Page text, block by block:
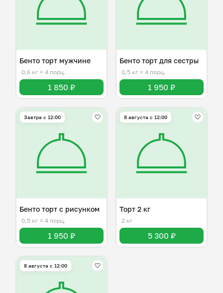
Бенто торт мужчине
0,6 кг ≈ 4 порц.
1 850 ₽
Бенто торт для сестры
0,5 кг ≈ 4 порц.
1 950 ₽
Завтра c 12:00
Бенто торт с рисунком
0,5 кг ≈ 4 порц.
1 950 ₽
8 августа с 12:00
Торт 2 кг
2 кг
5 300 ₽
8 августа с 12:00